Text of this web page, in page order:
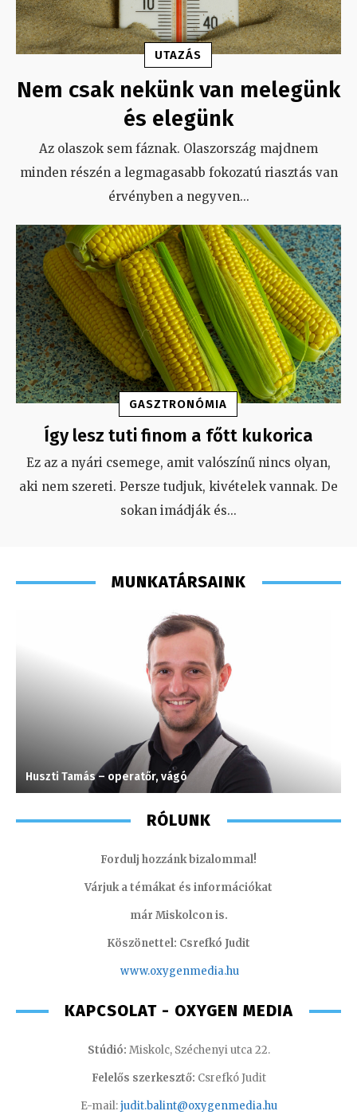
UTAZÁS
Nem csak nekünk van melegünk
és elegünk
Az olaszok sem fáznak. Olaszország majdnem
minden részén a legmagasabb fokozatú riasztás van
érvényben a negyven...
GASZTRONÓMIA
Így lesz tuti finom a főtt kukorica
Ez az a nyári csemege, amit valószínű nincs olyan,
aki nem szereti. Persze tudjuk, kivételek vannak. De
sokan imádják és...
MUNKATÁRSAINK
Huszti Tamás – operatőr, vágó
RÓLUNK
Fordulj hozzánk bizalommal!
Várjuk a témákat és információkat
már Miskolcon is.
Köszönettel: Csrefkó Judit
www.oxygenmedia.hu
KAPCSOLAT - OXYGEN MEDIA
Stúdió: Miskolc, Széchenyi utca 22.
Felelős szerkesztő: Csrefkó Judit
E-mail:judit.balint@oxygenmedia.hu